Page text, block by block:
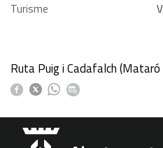
Turisme
Ruta Puig i Cadafalch